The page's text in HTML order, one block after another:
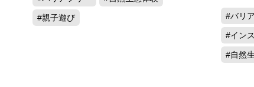
#親子遊び #バリ
#イン
#自然